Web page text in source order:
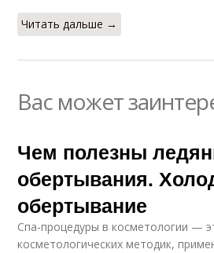
Читать дальше →
Вас может
Чем полезны
обертывания.
обертывание
Спа-процедуры в косметологии —
косметологических методик,